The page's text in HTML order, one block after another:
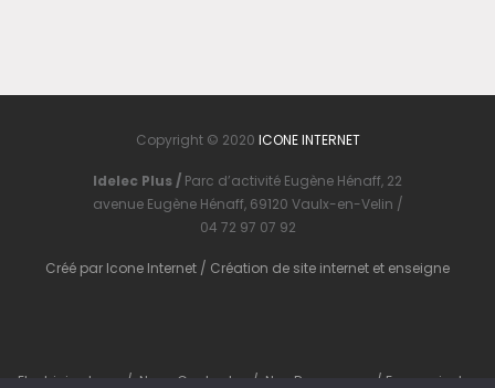
Copyright © 2020 ICONE INTERNET
Idelec Plus / Parc d’activité Eugène Hénaff, 22
avenue Eugène Hénaff, 69120 Vaulx-en-Velin /
04 72 97 07 92
Créé par Icone Internet / Création de site internet et enseigne
Electricien Lyon / Nous Contacter / Nos Ressources / En savoir plus